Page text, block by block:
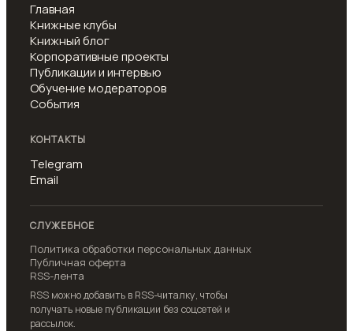
Главная
Книжные клубы
Книжный блог
Корпоративные проекты
Публикации и интервью
Обучение модераторов
События
КОНТАКТЫ
Telegram
Email
СЛУЖЕБНОЕ
Политика обработки персональных данных
Публичная оферта
RSS-лента
RSS можно добавить в RSS-читалку, чтобы
получать новые публикации без соцсетей и
рассылок.